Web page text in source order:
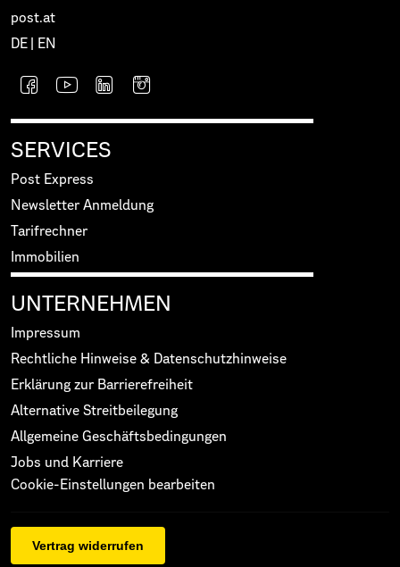
post.at
DE
EN
SERVICES
Post Express
Newsletter Anmeldung
Tarifrechner
Immobilien
UNTERNEHMEN
Impressum
Rechtliche Hinweise & Datenschutzhinweise
Erklärung zur Barrierefreiheit
Alternative Streitbeilegung
Allgemeine Geschäftsbedingungen
Jobs und Karriere
Cookie-Einstellungen bearbeiten
Vertrag widerrufen